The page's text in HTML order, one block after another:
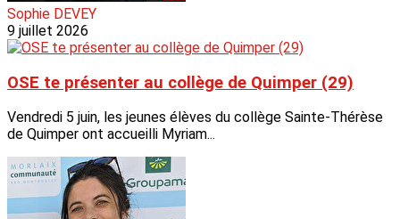
Sophie DEVEY
9 juillet 2026
OSE te présenter au collège de Quimper (29)
Vendredi 5 juin, les jeunes élèves du collège Sainte-Thérèse
de Quimper ont accueilli Myriam...